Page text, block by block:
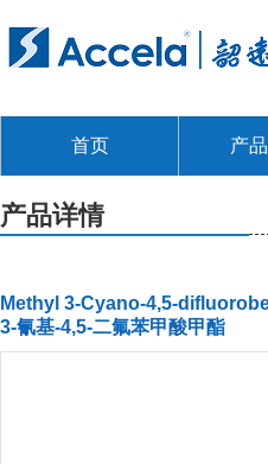
首页 产
产品详情
Methyl 3-Cyano-4,5-
3-氰基-4,5-二氟苯甲酸甲酯